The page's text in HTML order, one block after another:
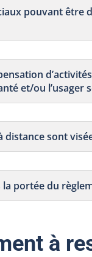
pouvant être
et/ou l’usager
sont
la portée du
à